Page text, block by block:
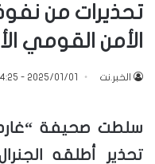
تحذيرات من
الأمن القومي
الخبر.نت 2025/01/01 - 4:25 مساءً
سلطت صحيفة
تحذير أطلقه